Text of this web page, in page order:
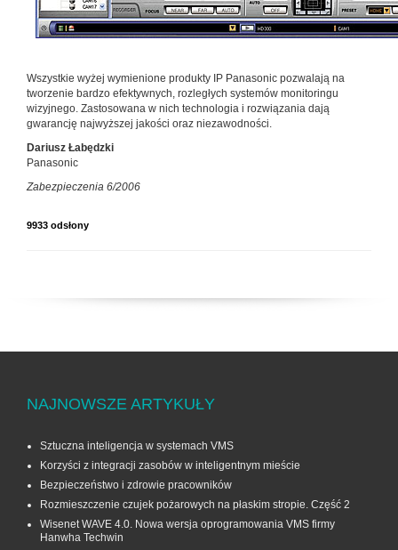
Wszystkie wyżej wymienione produkty IP Panasonic pozwalają na
tworzenie bardzo efektywnych, rozległych systemów monitoringu
wizyjnego. Zastosowana w nich technologia i rozwiązania dają
gwarancję najwyższej jakości oraz niezawodności.
Dariusz Łabędzki
Panasonic
Zabezpieczenia 6/2006
9933 odsłony
NAJNOWSZE ARTYKUŁY
Sztuczna inteligencja w systemach VMS
Korzyści z integracji zasobów w inteligentnym mieście
Bezpieczeństwo i zdrowie pracowników
Rozmieszczenie czujek pożarowych na płaskim stropie. Część 2
Wisenet WAVE 4.0. Nowa wersja oprogramowania VMS firmy
Hanwha Techwin